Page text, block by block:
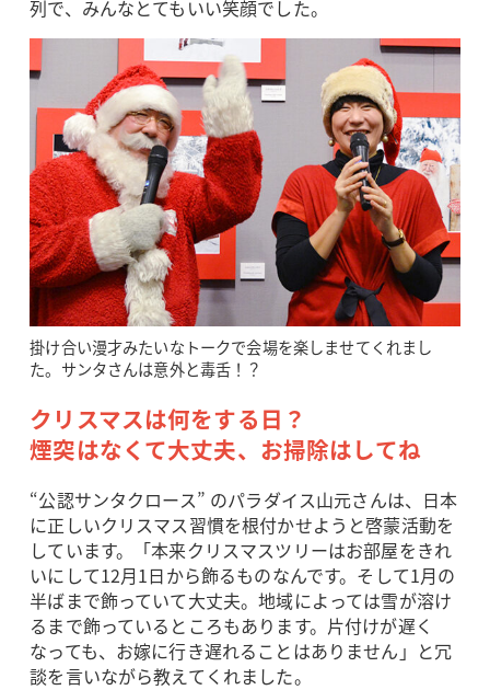
列で、みんなとてもいい笑顔でした。
掛け合い漫才みたいなトークで会場を楽しませてくれまし
た。サンタさんは意外と毒舌！？
クリスマスは何をする日？
煙突はなくて大丈夫、お掃除はしてね
“公認サンタクロース” のパラダイス山元さんは、日本
に正しいクリスマス習慣を根付かせようと啓蒙活動を
しています。「本来クリスマスツリーはお部屋をきれ
いにして12月1日から飾るものなんです。そして1月の
半ばまで飾っていて大丈夫。地域によっては雪が溶け
るまで飾っているところもあります。片付けが遅く
なっても、お嫁に行き遅れることはありません」と冗
談を言いながら教えてくれました。